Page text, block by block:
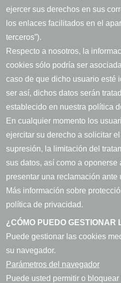
ejercer sus derechos en sus
los enlaces facilitados en el
terceros”).
Respecto a nosotros, la
cookies sólo podría ser
caso de que dicho usuario esté
ser así, dichos datos serán
establecido en nuestra política
En cualquier momento los
ejercitar su derecho a solicitar
supresión, la limitación del
sus datos, así como a oponerse
presentar una reclamación ante
Más información sobre
política de privacidad.
¿CÓMO PUEDO GESTIONAR
Puede gestionar las cookies
su navegador.
Parámetros del navegador
Puede usted permitir o